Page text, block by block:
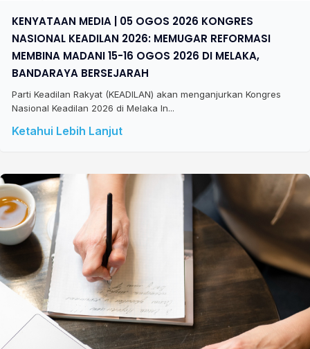
KENYATAAN MEDIA | 05 OGOS 2026 KONGRES
NASIONAL KEADILAN 2026: MEMUGAR REFORMASI
MEMBINA MADANI 15-16 OGOS 2026 DI MELAKA,
BANDARAYA BERSEJARAH
Parti Keadilan Rakyat (KEADILAN) akan menganjurkan Kongres
Nasional Keadilan 2026 di Melaka In...
Ketahui Lebih Lanjut